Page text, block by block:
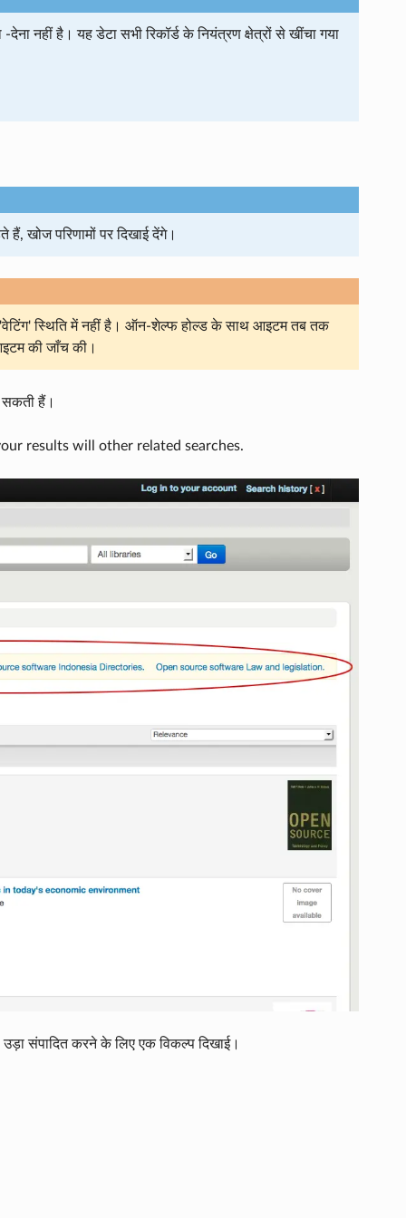
नहीं है। यह डेटा सभी रिकॉर्ड के नियंत्रण क्षेत्रों से खींचा गया
खोज परिणामों पर दिखाई देंगे।
स्थिति में नहीं है। ऑन-शेल्फ होल्ड के साथ आइटम तब तक
की जाँच की।
सकती हैं।
results will other related searches.
संपादित करने के लिए एक विकल्प दिखाई।